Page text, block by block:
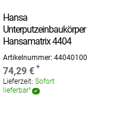
Hansa
Unterputzeinbaukörper
Hansamatrix 4404
Artikelnummer:44040100
74,29 €
Lieferzeit: Sofort
lieferbar¹